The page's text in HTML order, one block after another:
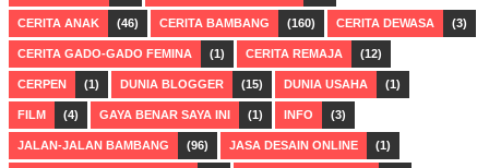
CERITA ANAK (46) CERITA BAMBANG (160) CERITA DEWASA (3)
CERITA GADO-GADO FEMINA (1) CERITA REMAJA (12)
CERPEN (1) DUNIA BLOGGER (15) DUNIA USAHA (1)
FILM (4) GAYA BENAR SAYA INI (1) INFO (3)
JALAN-JALAN BAMBANG (96) JASA DESAIN ONLINE (1)